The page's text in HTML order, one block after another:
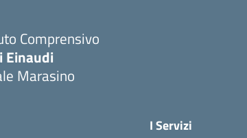
Comprensivo
Einaudi
Marasino
I Servizi